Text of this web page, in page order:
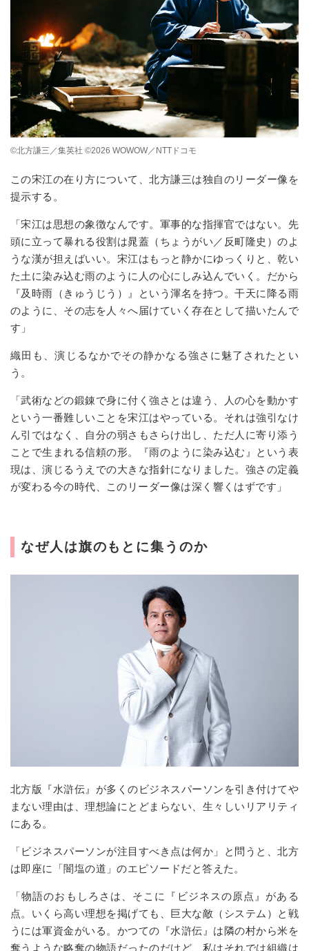
©︎北方謙三／集英社 ©︎2026 WOWOW／NTTドコモ
この宋江の在り方について、北方謙三は独自のリーダー像を
提示する。
「宋江は思想の象徴なんです。軍事的な指揮官ではない。先
頭に立って暴れる役割は晁蓋（ちょうがい／反町隆史）のよ
うな漢が担えばいい。宋江はもっと静かにゆっくりと、乾い
た土に染み込む雨のように人の心にしみ込んでいく。だから
『及時雨（きゅうじう）』という渾名 を持つ。干天に降る雨
のように、その志を人々へ届けていく存在として描いたんで
す」
織田も、演じるなかでその静かなる強さに魅了されたとい
う。
「武術などの鍛錬で身に付く強さとは違う、人の心を動かす
という一番難しいことを宋江はやっている。それは強引なけ
ん引ではなく、自分の弱さもさらけ出し、ただ人に寄り添う
ことで生まれる信頼の形。『雨のように染み込む』という表
現は、演じるうえでの大きな指針になりました。強さの定義
が変わる今の時代、このリーダー像は深く響くはずです」
なぜ人は旗のもとに集うのか
北方版『水滸伝』が多くのビジネスパーソンを引き付けてや
まない理由は、理想論にとどまらない、生々しいリアリティ
にある。
「ビジネスパーソンが注目すべき点は何か」と問うと、北方
は即座に「闇塩の道」のエピソードだと答えた。
「物語のおもしろさは、そこに『ビジネスの原点』がある
点。いくら高い理想を掲げても、巨大な敵（システム）と戦
うには軍資金がいる。かつての『水滸伝』は隣の村から米を
奪うような略奪の物語だったのだけど、私はそれでは組織は